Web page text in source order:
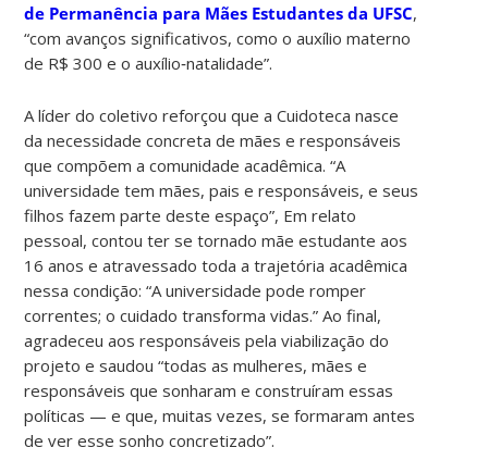
de Permanência para Mães Estudantes da UFSC,
“com avanços significativos, como o auxílio materno
de R$ 300 e o auxílio‑natalidade”.
A líder do coletivo reforçou que a Cuidoteca nasce
da necessidade concreta de mães e responsáveis
que compõem a comunidade acadêmica. “A
universidade tem mães, pais e responsáveis, e seus
filhos fazem parte deste espaço”, Em relato
pessoal, contou ter se tornado mãe estudante aos
16 anos e atravessado toda a trajetória acadêmica
nessa condição: “A universidade pode romper
correntes; o cuidado transforma vidas.” Ao final,
agradeceu aos responsáveis pela viabilização do
projeto e saudou “todas as mulheres, mães e
responsáveis que sonharam e construíram essas
políticas — e que, muitas vezes, se formaram antes
de ver esse sonho concretizado”.